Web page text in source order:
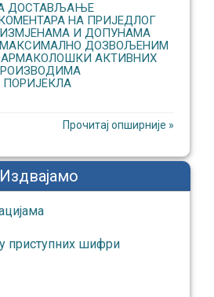
ДОСТАВЉАЊЕ
НА ПРИЈЕДЛОГ
И ДОПУНАМА
ДОЗВОЉЕНИМ
АКТИВНИХ
Прочитај опширније »
Издвајамо
приступних шифри